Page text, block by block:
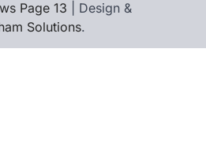
Page 13 | Design &
Solutions.